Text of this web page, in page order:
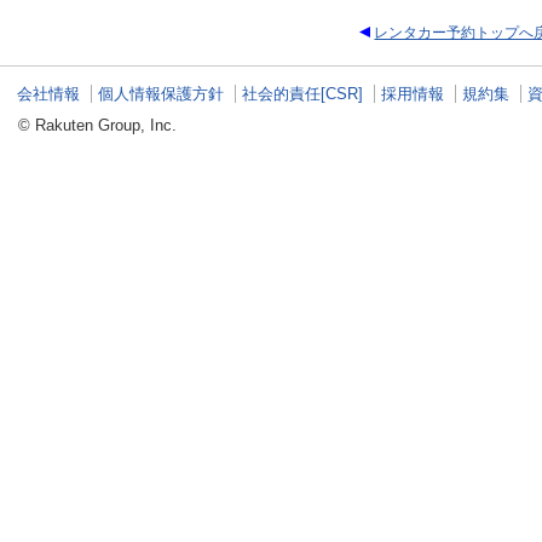
レンタカー予約トップへ
会社情報 個人情報保護方針 社会的責任[CSR] 採用情報 規約集
© Rakuten Group, Inc.